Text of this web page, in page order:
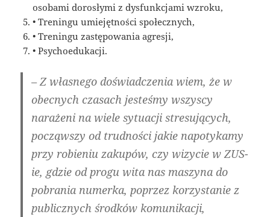
osobami dorosłymi z dysfunkcjami wzroku,
• Treningu umiejętności społecznych,
• Treningu zastępowania agresji,
• Psychoedukacji.
– Z własnego doświadczenia wiem, że w
obecnych czasach jesteśmy wszyscy
narażeni na wiele sytuacji stresujących,
począwszy od trudności jakie napotykamy
przy robieniu zakupów, czy wizycie w ZUS-
ie, gdzie od progu wita nas maszyna do
pobrania numerka, poprzez korzystanie z
publicznych środków komunikacji,